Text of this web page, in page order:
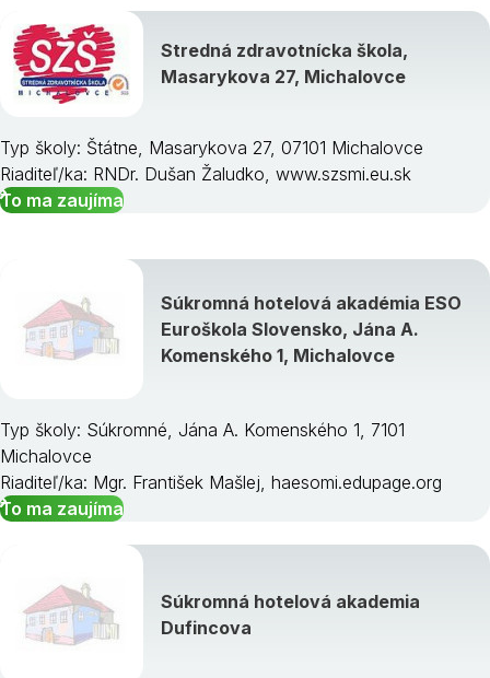
Stredná zdravotnícka škola,
Masarykova 27, Michalovce
Typ školy: Štátne, Masarykova 27, 07101 Michalovce
Riaditeľ/ka: RNDr. Dušan Žaludko, www.szsmi.eu.sk
To ma zaujíma
Súkromná hotelová akadémia ESO
Euroškola Slovensko, Jána A.
Komenského 1, Michalovce
Typ školy: Súkromné, Jána A. Komenského 1, 7101
Michalovce
Riaditeľ/ka: Mgr. František Mašlej, haesomi.edupage.org
To ma zaujíma
Súkromná hotelová akademia
Dufincova